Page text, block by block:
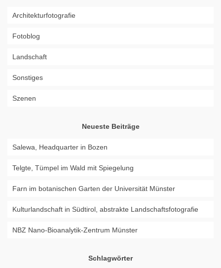
Architekturfotografie
Fotoblog
Landschaft
Sonstiges
Szenen
Neueste Beiträge
Salewa, Headquarter in Bozen
Telgte, Tümpel im Wald mit Spiegelung
Farn im botanischen Garten der Universität Münster
Kulturlandschaft in Südtirol, abstrakte Landschaftsfotografie
NBZ Nano-Bioanalytik-Zentrum Münster
Schlagwörter